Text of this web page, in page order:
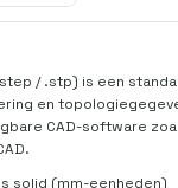
/ .stp) is een
en
CAD-software
solid (mm-eenheden)